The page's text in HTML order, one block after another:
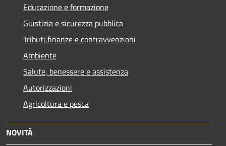
Educazione e formazione
Giustizia e sicurezza pubblica
Tributi,finanze e contravvenzioni
Ambiente
Salute, benessere e assistenza
Autorizzazioni
Agricoltura e pesca
NOVITÀ